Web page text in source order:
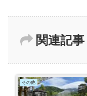
関連記事
その他